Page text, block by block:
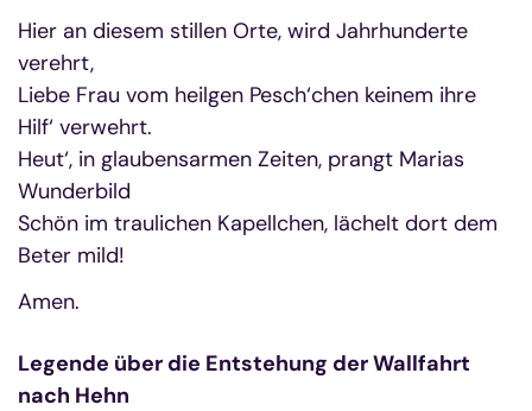
Hier an diesem stillen Orte, wird Jahrhunderte
verehrt,
Liebe Frau vom heilgen Pesch‘chen keinem ihre
Hilf‘ verwehrt.
Heut‘, in glaubensarmen Zeiten, prangt Marias
Wunderbild
Schön im traulichen Kapellchen, lächelt dort dem
Beter mild!
Amen.
Legende über die Entstehung der Wallfahrt
nach Hehn